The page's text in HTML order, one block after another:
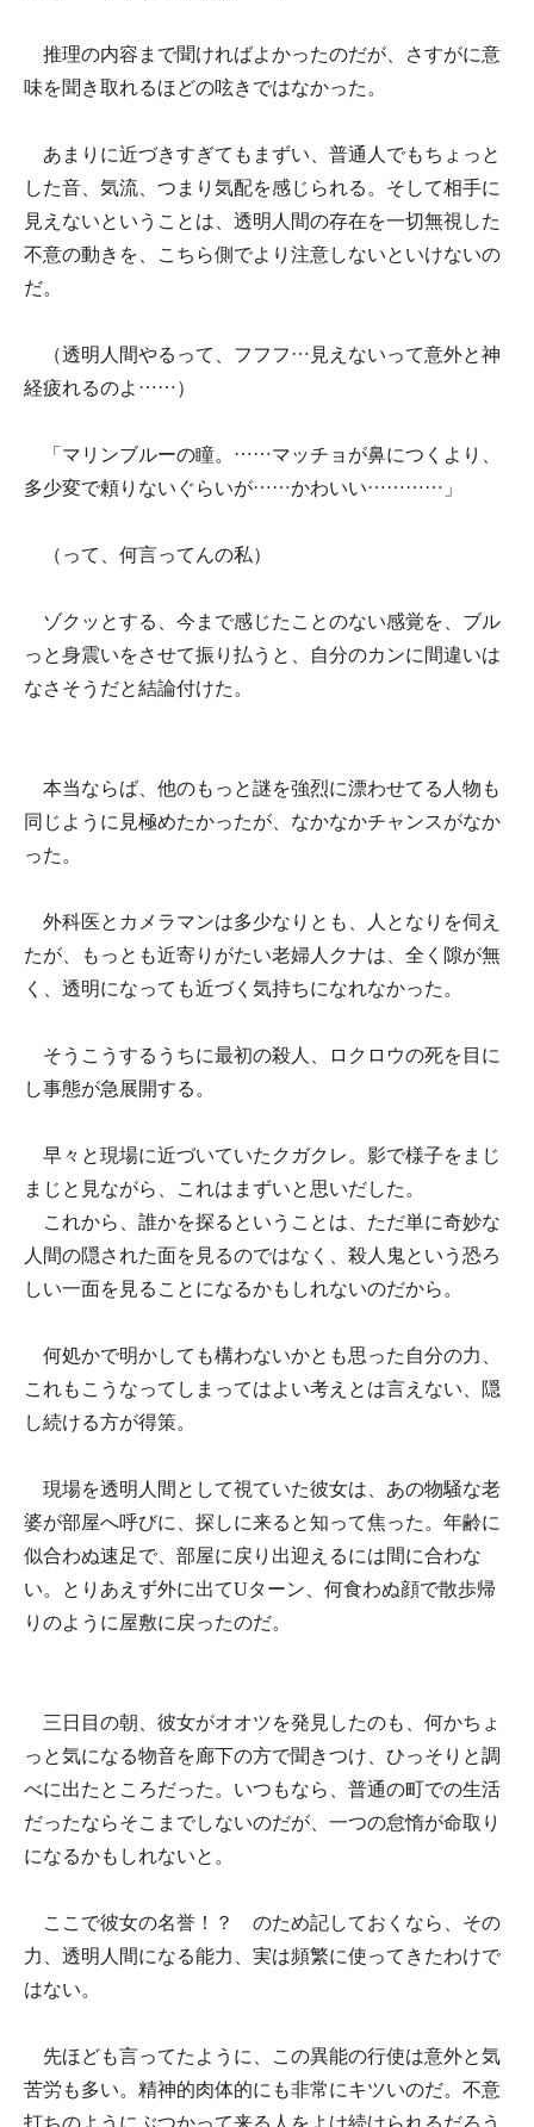
推理の内容まで聞ければよかったのだが、さすがに意
味を聞き取れるほどの呟きではなかった。
あまりに近づきすぎてもまずい、普通人でもちょっと
した音、気流、つまり気配を感じられる。そして相手に
見えないということは、透明人間の存在を一切無視した
不意の動きを、こちら側でより注意しないといけないの
だ。
（透明人間やるって、フフフ…見えないって意外と神
経疲れるのよ……）
「マリンブルーの瞳。……マッチョが鼻につくより、
多少変で頼りないぐらいが……かわいい…………」
（って、何言ってんの私）
ゾクッとする、今まで感じたことのない感覚を、ブル
っと身震いをさせて振り払うと、自分のカンに間違いは
なさそうだと結論付けた。
本当ならば、他のもっと謎を強烈に漂わせてる人物も
同じように見極めたかったが、なかなかチャンスがなか
った。
外科医とカメラマンは多少なりとも、人となりを伺え
たが、もっとも近寄りがたい老婦人クナは、全く隙が無
く、透明になっても近づく気持ちになれなかった。
そうこうするうちに最初の殺人、ロクロウの死を目に
し事態が急展開する。
早々と現場に近づいていたクガクレ。影で様子をまじ
まじと見ながら、これはまずいと思いだした。
これから、誰かを探るということは、ただ単に奇妙な
人間の隠された面を見るのではなく、殺人鬼という恐ろ
しい一面を見ることになるかもしれないのだから。
何処かで明かしても構わないかとも思った自分の力、
これもこうなってしまってはよい考えとは言えない、隠
し続ける方が得策。
現場を透明人間として視ていた彼女は、あの物騒な老
婆が部屋へ呼びに、探しに来ると知って焦った。年齢に
似合わぬ速足で、部屋に戻り出迎えるには間に合わな
い。とりあえず外に出てUターン、何食わぬ顔で散歩帰
りのように屋敷に戻ったのだ。
三日目の朝、彼女がオオツを発見したのも、何かちょ
っと気になる物音を廊下の方で聞きつけ、ひっそりと調
べに出たところだった。いつもなら、普通の町での生活
だったならそこまでしないのだが、一つの怠惰が命取り
になるかもしれないと。
ここで彼女の名誉！？ のため記しておくなら、その
力、透明人間になる能力、実は頻繁に使ってきたわけで
はない。
先ほども言ってたように、この異能の行使は意外と気
苦労も多い。精神的肉体的にも非常にキツいのだ。不意
打ちのようにぶつかって来る人をよけ続けられるだろう